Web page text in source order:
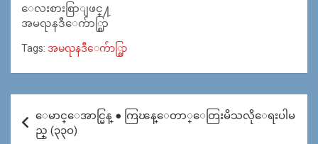
ေလးစားစြာျဖင္႔
အမၺနဒီေက်ာ္စြာ
Tags: အမၺနဒီေက်ာ္စြာ
navigation
ေမာင္ေအာင္မြန္ ● ကြၽန္ေတာ္ေတြးမိသလိုေရးပါမ
ည္ (၃၃ဝ)